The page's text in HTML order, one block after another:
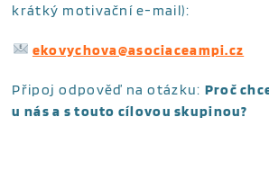
krátký motivační e-mail):
ekovychova@asociaceampi.cz
Připoj odpověď na otázku: Proč
u nás a s touto cílovou skupinou?